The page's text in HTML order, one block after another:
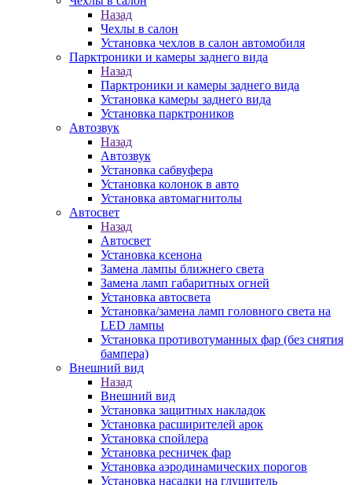
Назад
Чехлы в салон
Установка чехлов в салон автомобиля
Парктроники и камеры заднего вида
Назад
Парктроники и камеры заднего вида
Установка камеры заднего вида
Установка парктроников
Автозвук
Назад
Автозвук
Установка сабвуфера
Установка колонок в авто
Установка автомагнитолы
Автосвет
Назад
Автосвет
Установка ксенона
Замена лампы ближнего света
Замена ламп габаритных огней
Установка автосвета
Установка/замена ламп головного света на
LED лампы
Установка противотуманных фар (без снятия
бампера)
Внешний вид
Назад
Внешний вид
Установка защитных накладок
Установка расширителей арок
Установка спойлера
Установка ресничек фар
Установка аэродинамических порогов
Установка насадки на глушитель